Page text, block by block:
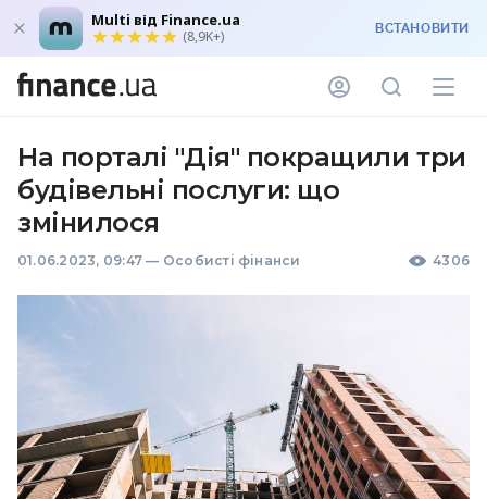
Multi від Finance.ua
(8,9K+) ВСТАНОВИТИ
На порталі "Дія" покращили три
будівельні послуги: що
змінилося
01.06.2023, 09:47 — Особисті фінанси 4306